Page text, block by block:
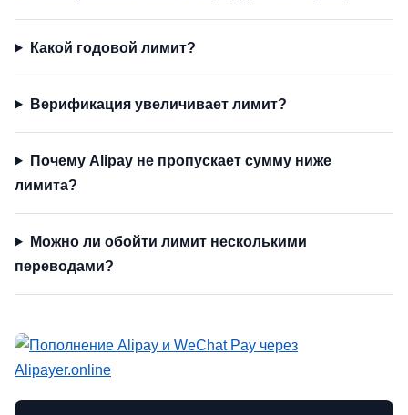
Какой годовой лимит?
Верификация увеличивает лимит?
Почему Alipay не пропускает сумму ниже
лимита?
Можно ли обойти лимит несколькими
переводами?